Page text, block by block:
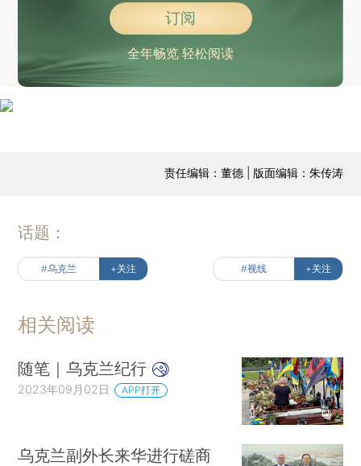
订阅
全年畅览 轻松阅读
责任编辑：董德 | 版面编辑：朱传涛
话题：
#乌克兰 +关注 #视线 +关注
相关阅读
随笔｜乌克兰纪行
2023年09月02日 APP打开
乌克兰副外长来华进行磋商